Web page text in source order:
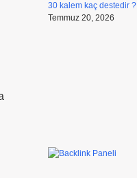
30 kalem kaç destedir ?
Temmuz 20, 2026